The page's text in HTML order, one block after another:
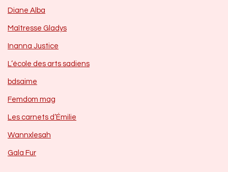
Diane Alba
Maîtresse Gladys
Inanna Justice
L’école des arts sadiens
bdsaime
Femdom mag
Les carnets d’Émilie
Wannxlesah
Gala Fur